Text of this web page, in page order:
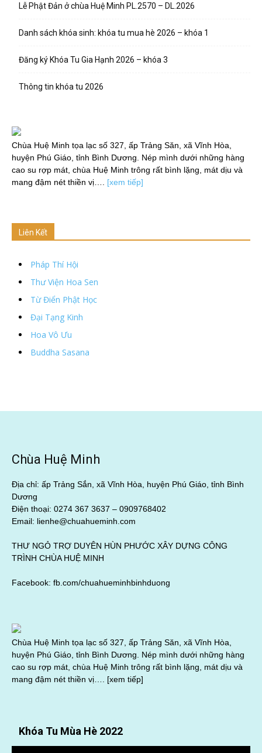
Lễ Phật Đản ở chùa Huệ Minh PL.2570 – DL.2026
Danh sách khóa sinh: khóa tu mua hè 2026 – khóa 1
Đăng ký Khóa Tu Gia Hạnh 2026 – khóa 3
Thông tin khóa tu 2026
Chùa Huệ Minh tọa lạc số 327, ấp Trảng Săn, xã Vĩnh Hòa,
huyện Phú Giáo, tỉnh Bình Dương. Nép mình dưới những hàng
cao su rợp mát, chùa Huệ Minh trông rất bình lặng, mát dịu và
mang đậm nét thiền vị…. [xem tiếp]
Liên Kết
Pháp Thí Hội
Thư Viện Hoa Sen
Từ Điển Phật Học
Đại Tạng Kinh
Hoa Vô Ưu
Buddha Sasana
Chùa Huệ Minh
Địa chỉ: ấp Trảng Sắn, xã Vĩnh Hòa, huyện Phú Giáo, tỉnh Bình
Dương
Điện thoại: 0274 367 3637 – 0909768402
Email: lienhe@chuahueminh.com
THƯ NGỎ TRỢ DUYÊN HÙN PHƯỚC XÂY DỰNG CÔNG
TRÌNH CHÙA HUỆ MINH
Facebook: fb.com/chuahueminhbinhduong
Chùa Huệ Minh tọa lạc số 327, ấp Trảng Săn, xã Vĩnh Hòa,
huyện Phú Giáo, tỉnh Bình Dương. Nép mình dưới những hàng
cao su rợp mát, chùa Huệ Minh trông rất bình lặng, mát dịu và
mang đậm nét thiền vị…. [xem tiếp]
Khóa Tu Mùa Hè 2022